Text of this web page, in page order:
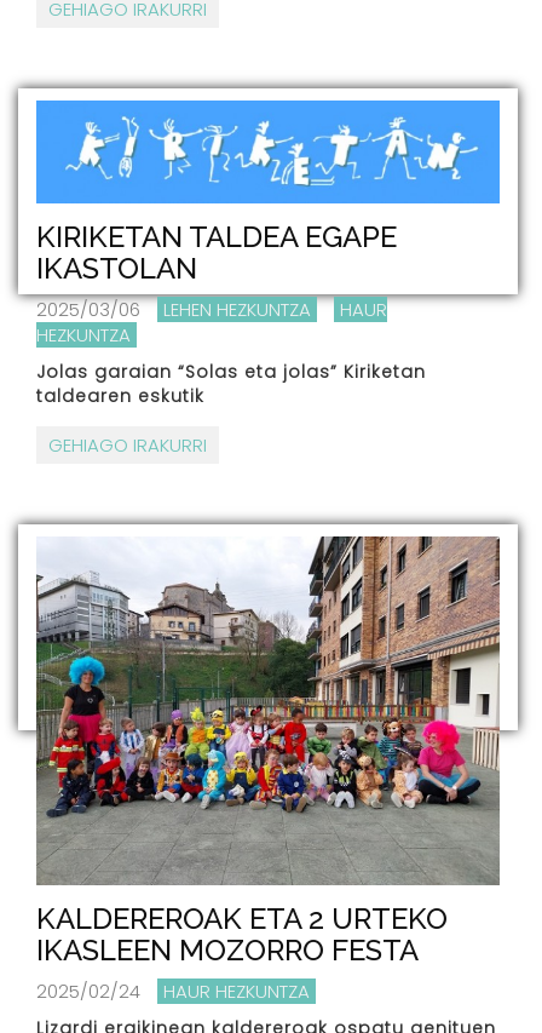
GEHIAGO IRAKURRI
KIRIKETAN TALDEA EGAPE
IKASTOLAN
2025/03/06 LEHEN HEZKUNTZA
HAUR
HEZKUNTZA
Jolas garaian “Solas eta jolas” Kiriketan
taldearen eskutik
GEHIAGO IRAKURRI
KALDEREROAK ETA 2 URTEKO
IKASLEEN MOZORRO FESTA
2025/02/24 HAUR HEZKUNTZA
Lizardi eraikinean kaldereroak ospatu genituen